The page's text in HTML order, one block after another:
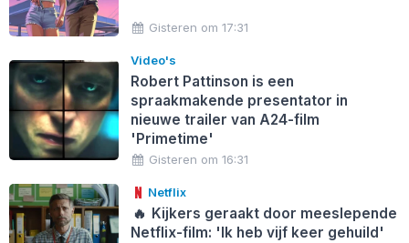
Gisteren om 17:31
Video's
Robert Pattinson is een
spraakmakende presentator in
nieuwe trailer van A24-film
'Primetime'
Gisteren om 16:31
Netflix
🔥 Kijkers geraakt door meeslepende
Netflix-film: 'Ik heb vijf keer gehuild'